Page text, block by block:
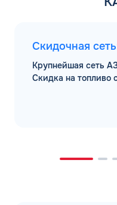
Скидочная
Крупнейшая сеть
Скидка на топливо